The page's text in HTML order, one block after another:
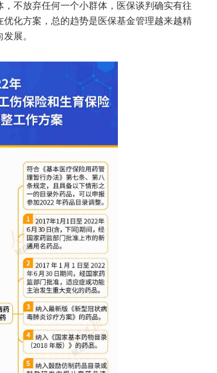
不放弃任何一个小群体，医保谈判确实有往
化方案，总的趋势是医保基金管理越来越精
展。